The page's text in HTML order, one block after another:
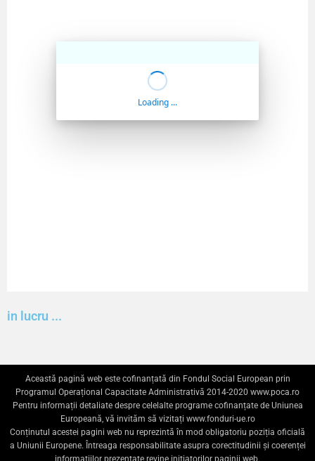
in lucru ...
Această pagină web este cofinanțată din Fondul Social European prin
Programul Operațional Capacitate Administrativă 2014-2020 www.poca.ro
Pentru informații detaliate despre celelalte programe cofinanțate de Uniunea
Europeană, vă invităm să vizitați www.fonduri-ue.ro
Conținutul acestei pagini web nu reprezintă în mod obligatoriu poziția oficială
a Uniunii Europene. Întreaga responsabilitate asupra corectitudinii și coerenței
informațiilor prezentate revine inițiatorilor paginii web.